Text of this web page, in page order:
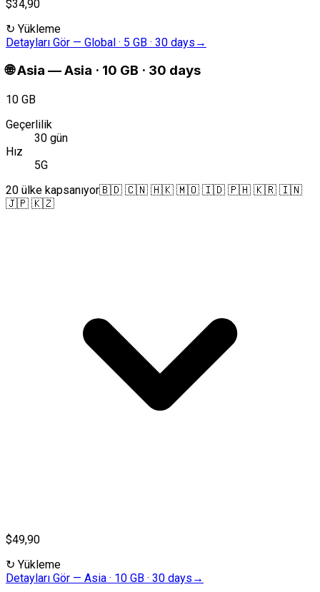
$34,90
↻ Yükleme
Detayları Gör — Global · 5 GB · 30 days →
🌐Asia —Asia · 10 GB · 30 days
10 GB
Geçerlilik
30 gün
Hız
5G
20 ülke kapsanıyor🇧🇩 🇨🇳 🇭🇰 🇲🇴 🇮🇩 🇵🇭 🇰🇷 🇮🇳
🇯🇵 🇰🇿
$49,90
↻ Yükleme
Detayları Gör — Asia · 10 GB · 30 days →